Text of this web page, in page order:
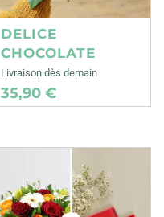
DELICE
CHOCOLATE
Livraison dès demain
35,90 €